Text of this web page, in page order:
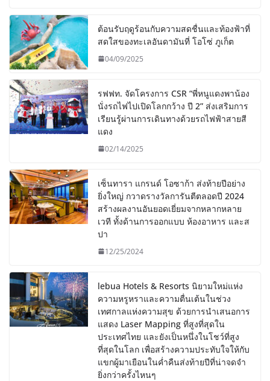
ต้อนรับฤดูร้อนกับความสดชื่นและท้องฟ้าที่
สดใสของทะเลอันดามันที่ โอโซ่ ภูเก็ต
04/09/2025
รฟฟท. จัดโครงการ CSR “พี่หนูแดงพาน้อง
นั่งรถไฟไปเปิดโลกกว้าง ปี 2” ส่งเสริมการ
เรียนรู้ผ่านการเดินทางด้วยรถไฟฟ้าสายสี
แดง
02/14/2025
เซ็นทารา แกรนด์ โอซาก้า ส่งท้ายปีอย่าง
ยิ่งใหญ่ กวาดรางวัลการันตีตลอดปี 2024
สร้างผลงานอันยอดเยี่ยมจากหลากหลาย
เวที ทั้งด้านการออกแบบ ห้องอาหาร และส
ปา
12/25/2024
lebua Hotels & Resorts นิยามใหม่แห่ง
ความหรูหราและความตื่นเต้นในช่วง
เทศกาลแห่งความสุข ด้วยการนำเสนอการ
แสดง Laser Mapping ที่สูงที่สุดใน
ประเทศไทย และยังเป็นหนึ่งในโชว์ที่สูง
ที่สุดในโลก เพื่อสร้างความประทับใจให้กับ
แขกผู้มาเยือนในค่ำคืนส่งท้ายปีที่น่าจดจำ
ยิ่งกว่าครั้งไหนๆ